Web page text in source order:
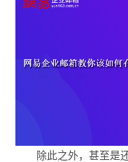
除此之外，甚至是还